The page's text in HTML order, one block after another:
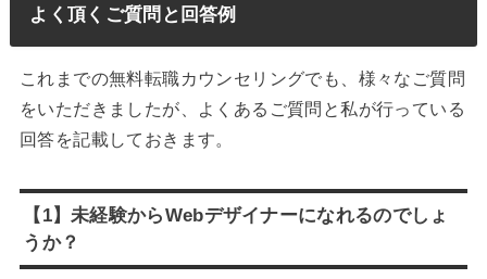
よく頂くご質問と回答例
これまでの無料転職カウンセリングでも、様々なご質問
をいただきましたが、よくあるご質問と私が行っている
回答を記載しておきます。
【1】未経験からWebデザイナーになれるのでしょ
うか？